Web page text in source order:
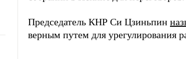
Председатель КНР Си Цзиньпин
верным путем для урегулирования